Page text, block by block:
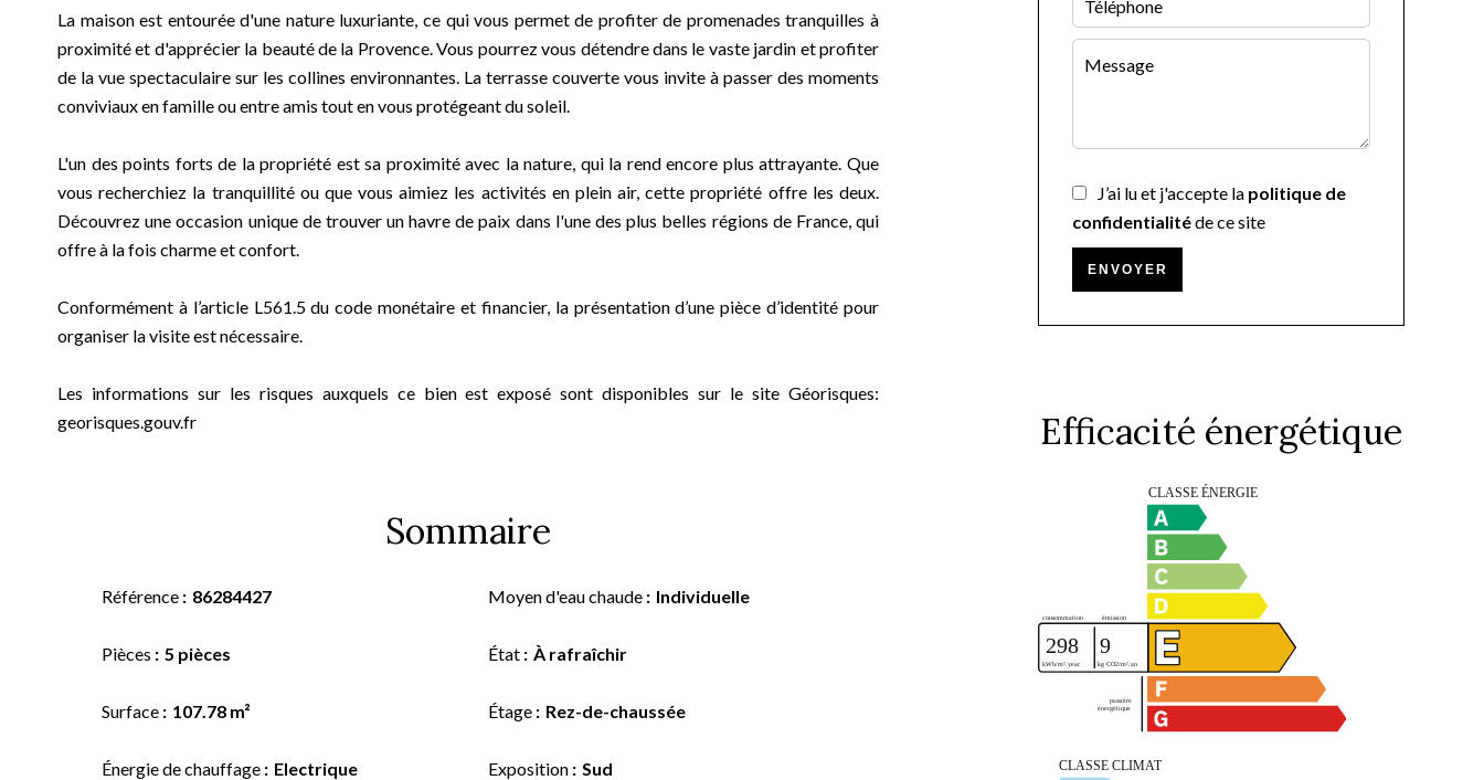
La maison est entourée d'une nature luxuriante, ce qui vous permet de profiter de promenades tranquilles à
proximité et d'apprécier la beauté de la Provence. Vous pourrez vous détendre dans le vaste jardin et profiter
de la vue spectaculaire sur les collines environnantes. La terrasse couverte vous invite à passer des moments
conviviaux en famille ou entre amis tout en vous protégeant du soleil.
L'un des points forts de la propriété est sa proximité avec la nature, qui la rend encore plus attrayante. Que
vous recherchiez la tranquillité ou que vous aimiez les activités en plein air, cette propriété offre les deux.
Découvrez une occasion unique de trouver un havre de paix dans l'une des plus belles régions de France, qui
offre à la fois charme et confort.
Conformément à l’article L561.5 du code monétaire et financier, la présentation d’une pièce d’identité pour
organiser la visite est nécessaire.
Les informations sur les risques auxquels ce bien est exposé sont disponibles sur le site Géorisques:
georisques.gouv.fr
Sommaire
Référence 86284427
Pièces 5 pièces
Surface 107.78 m²
Énergie de chauffage Electrique
Moyen d'eau chaude Individuelle
État À rafraîchir
Étage Rez-de-chaussée
Exposition Sud
J’ai lu et j'accepte la politique de
confidentialitéde ce site
ENVOYER
Efficacité énergétique